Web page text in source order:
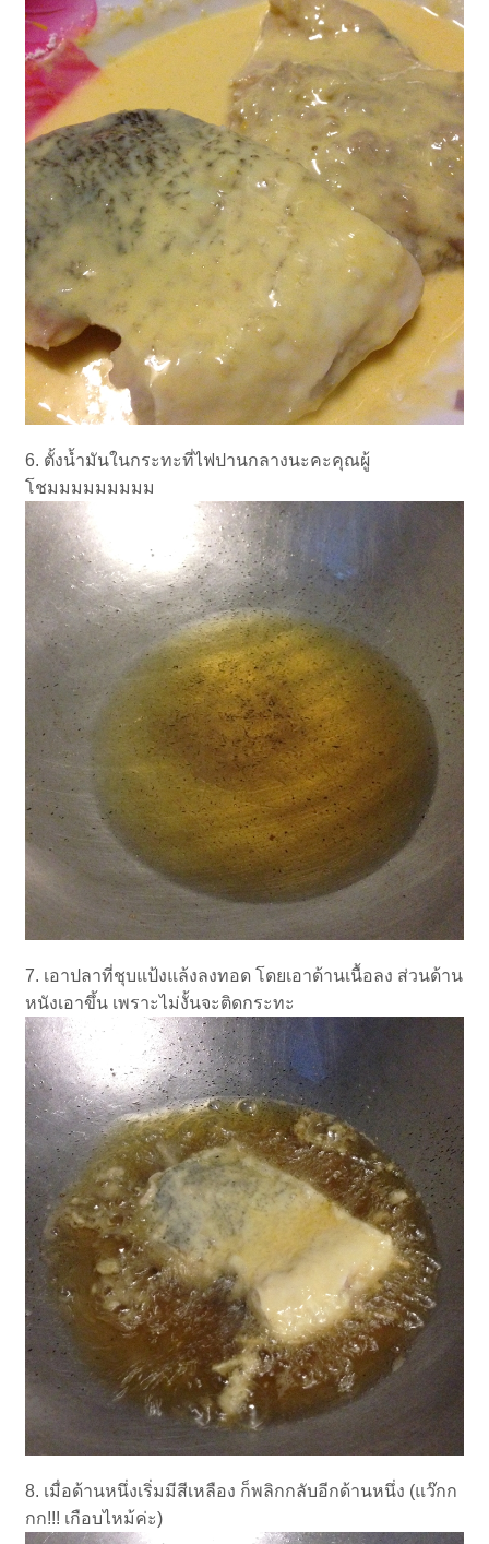
6. ตั้งน้ำมันในกระทะที่ไฟปานกลางนะคะคุณผู้
โชมมมมมมมมม
7. เอาปลาที่ชุบแป้งแล้งลงทอด โดยเอาด้านเนื้อลง ส่วนด้าน
หนังเอาขึ้น เพราะไม่งั้นจะติดกระทะ
8. เมื่อด้านหนึ่งเริ่มมีสีเหลือง ก็พลิกกลับอีกด้านหนึ่ง (แว๊กก
กก!!! เกือบไหม้ค่ะ)